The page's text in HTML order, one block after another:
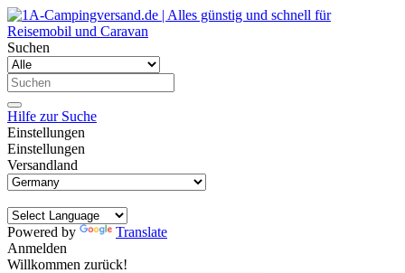
Suchen
Hilfe zur Suche
Einstellungen
Einstellungen
Versandland
Powered by
Translate
Anmelden
Willkommen zurück!